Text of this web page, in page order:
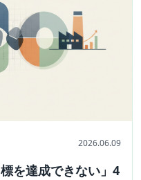
2026.06.09
を達成できない」4